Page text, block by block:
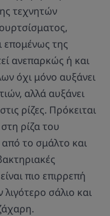
τεχνητών
επομένως της
ανεπαρκώς ή και
όχι μόνο αυξάνει
αλλά αυξάνει
ρίζες. Πρόκειται
ρίζα του
από το σμάλτο και
πιο επιρρεπή
σάλιο και